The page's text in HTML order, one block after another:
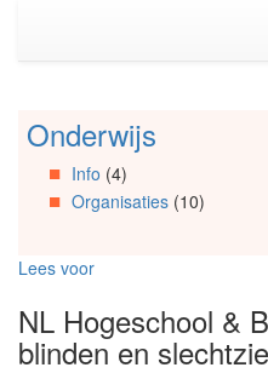
(Accesskey
Spring
Artikels
Spring
Spring
Organisaties
Spring
Onderwijs
Info (4)
Organisaties(10)
Lees voor
NL Hogeschool &
blinden en